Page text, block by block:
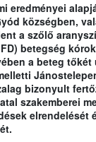
eredményei
községben,
a szőlő
betegség
a beteg tőkét
bizonyult
szakemberei
elrendelését